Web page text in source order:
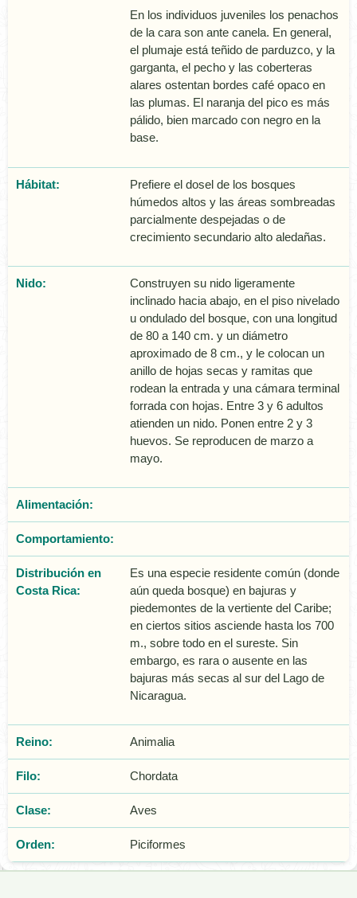
En los individuos juveniles los penachos
de la cara son ante canela. En general,
el plumaje está teñido de parduzco, y la
garganta, el pecho y las coberteras
alares ostentan bordes café opaco en
las plumas. El naranja del pico es más
pálido, bien marcado con negro en la
base.
Hábitat:
Prefiere el dosel de los bosques
húmedos altos y las áreas sombreadas
parcialmente despejadas o de
crecimiento secundario alto aledañas.
Nido:
Construyen su nido ligeramente
inclinado hacia abajo, en el piso nivelado
u ondulado del bosque, con una longitud
de 80 a 140 cm. y un diámetro
aproximado de 8 cm., y le colocan un
anillo de hojas secas y ramitas que
rodean la entrada y una cámara terminal
forrada con hojas. Entre 3 y 6 adultos
atienden un nido. Ponen entre 2 y 3
huevos. Se reproducen de marzo a
mayo.
Alimentación:
Comportamiento:
Distribución en
Costa Rica:
Es una especie residente común (donde
aún queda bosque) en bajuras y
piedemontes de la vertiente del Caribe;
en ciertos sitios asciende hasta los 700
m., sobre todo en el sureste. Sin
embargo, es rara o ausente en las
bajuras más secas al sur del Lago de
Nicaragua.
Reino: Animalia
Filo: Chordata
Clase: Aves
Orden: Piciformes